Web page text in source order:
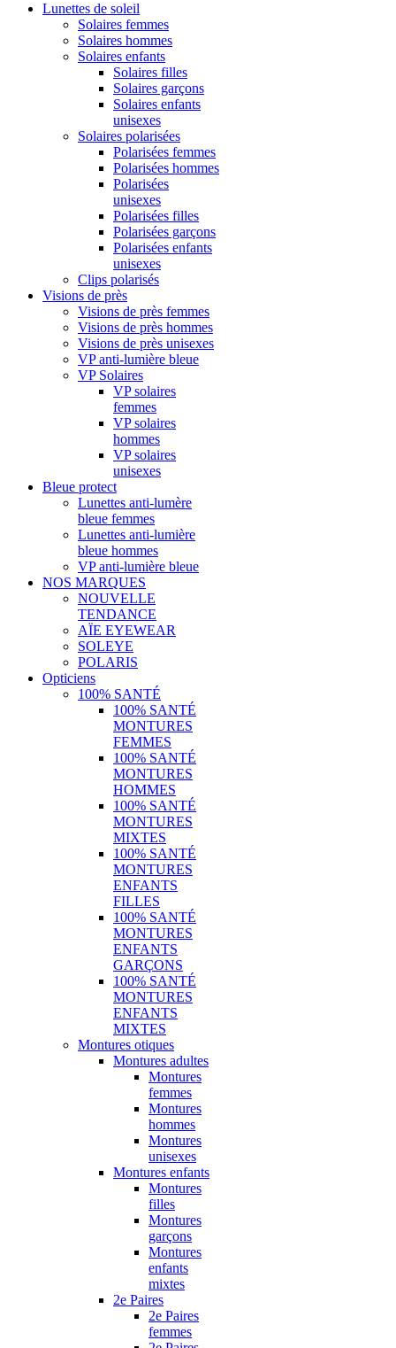
Lunettes de soleil
Solaires femmes
Solaires hommes
Solaires enfants
Solaires filles
Solaires garçons
Solaires enfants
unisexes
Solaires polarisées
Polarisées femmes
Polarisées hommes
Polarisées
unisexes
Polarisées filles
Polarisées garçons
Polarisées enfants
unisexes
Clips polarisés
Visions de près
Visions de près femmes
Visions de près hommes
Visions de près unisexes
VP anti-lumière bleue
VP Solaires
VP solaires
femmes
VP solaires
hommes
VP solaires
unisexes
Bleue protect
Lunettes anti-lumère
bleue femmes
Lunettes anti-lumière
bleue hommes
VP anti-lumière bleue
NOS MARQUES
NOUVELLE
TENDANCE
AÏE EYEWEAR
SOLEYE
POLARIS
Opticiens
100% SANTÉ
100% SANTÉ
MONTURES
FEMMES
100% SANTÉ
MONTURES
HOMMES
100% SANTÉ
MONTURES
MIXTES
100% SANTÉ
MONTURES
ENFANTS
FILLES
100% SANTÉ
MONTURES
ENFANTS
GARÇONS
100% SANTÉ
MONTURES
ENFANTS
MIXTES
Montures otiques
Montures adultes
Montures
femmes
Montures
hommes
Montures
unisexes
Montures enfants
Montures
filles
Montures
garçons
Montures
enfants
mixtes
2e Paires
2e Paires
femmes